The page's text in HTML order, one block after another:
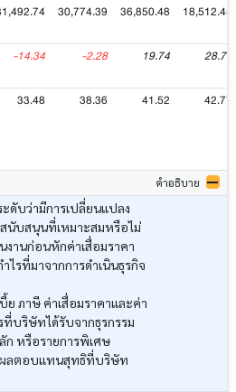
30,774.39 36,850.48 18,512.45
-14.34 -2.28 19.74 28.78
33.48 38.36 41.52 42.77
คำอธิบาย
ดับว่ามีการเปลี่ยนแปลง
นับสนุนที่เหมาะสมหรือไม่
งานก่อนหักค่าเสื่อมราคา
รที่มาจากการดำเนินธุรกิจ
ย ภาษี ค่าเสื่อมราคาและค่า
บริษัทได้รับจากธุรกรรม
ก หรือรายการพิเศษ
ผลตอบแทนสุทธิที่บริษัท